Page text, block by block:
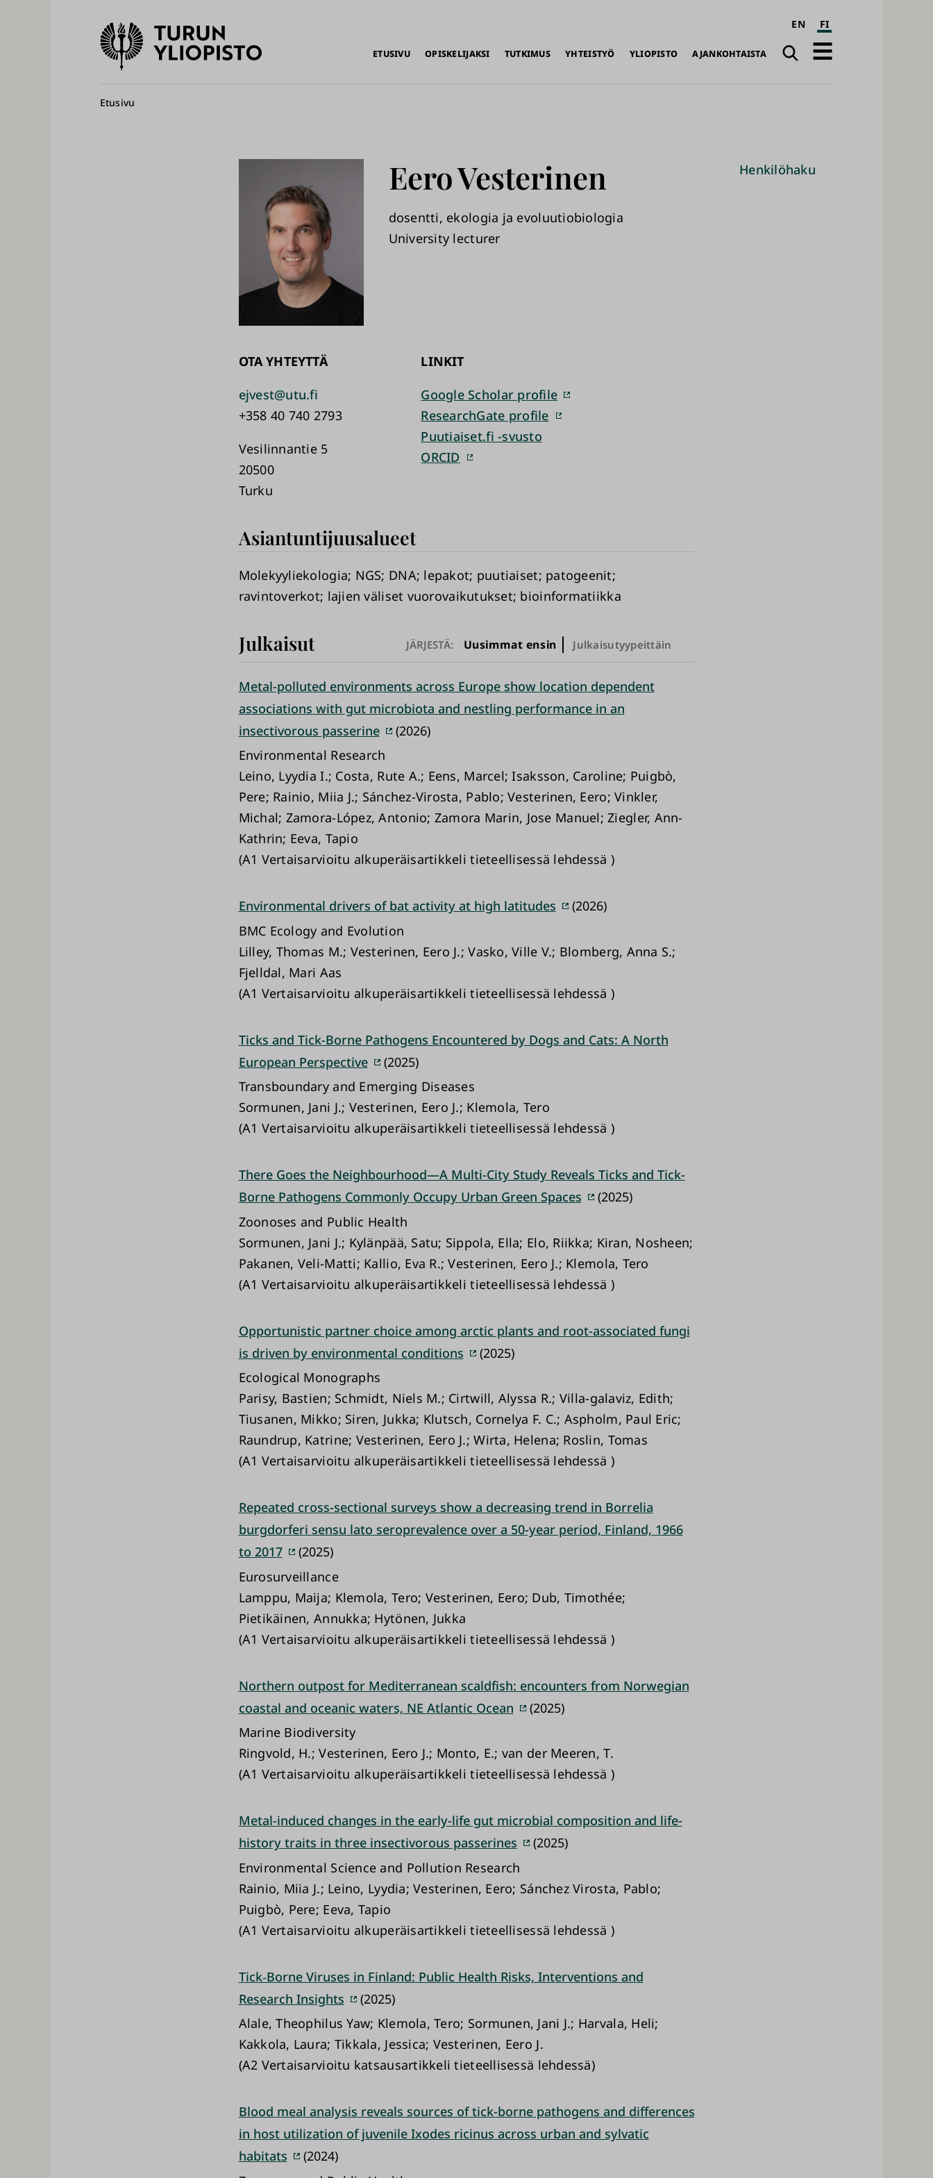
Turun
yliopisto
EN FI
ETUSIVU OPISKELIJAKSI TUTKIMUS YHTEISTYÖ YLIOPISTO AJANKOHTAISTA
Haku
Avaa
Murupolku
Etusivu
EeroVesterinen
dosentti, ekologia ja evoluutiobiologia
University lecturer
OTA YHTEYTTÄ
ejvest@utu.fi
+358 40 740 2793
Vesilinnantie 5
20500
Turku
LINKIT
Google Scholar profile
ResearchGate profile
Puutiaiset.fi -svusto
ORCID
Asiantuntijuusalueet
Molekyyliekologia NGS DNA lepakot puutiaiset patogeenit
ravintoverkot lajien väliset vuorovaikutukset bioinformatiikka
Julkaisut JÄRJESTÄ: Uusimmat ensin Julkaisutyypeittäin
Metal-polluted environments across Europe show location dependent
associations with gut microbiota and nestling performance in an
insectivorous passerine
(2026)
Environmental Research
Leino, Lyydia I.; Costa, Rute A.; Eens, Marcel; Isaksson, Caroline; Puigbò,
Pere; Rainio, Miia J.; Sánchez-Virosta, Pablo; Vesterinen, Eero; Vinkler,
Michal; Zamora-López, Antonio; Zamora Marin, Jose Manuel; Ziegler, Ann-
Kathrin; Eeva, Tapio
(A1 Vertaisarvioitu alkuperäisartikkeli tieteellisessä lehdessä )
Environmental drivers of bat activity at high latitudes
(2026)
BMC Ecology and Evolution
Lilley, Thomas M.; Vesterinen, Eero J.; Vasko, Ville V.; Blomberg, Anna S.;
Fjelldal, Mari Aas
(A1 Vertaisarvioitu alkuperäisartikkeli tieteellisessä lehdessä )
Ticks and Tick-Borne Pathogens Encountered by Dogs and Cats: A North
European Perspective
(2025)
Transboundary and Emerging Diseases
Sormunen, Jani J.; Vesterinen, Eero J.; Klemola, Tero
(A1 Vertaisarvioitu alkuperäisartikkeli tieteellisessä lehdessä )
There Goes the Neighbourhood—A Multi-City Study Reveals Ticks and Tick-
Borne Pathogens Commonly Occupy Urban Green Spaces
(2025)
Zoonoses and Public Health
Sormunen, Jani J.; Kylänpää, Satu; Sippola, Ella; Elo, Riikka; Kiran, Nosheen;
Pakanen, Veli-Matti; Kallio, Eva R.; Vesterinen, Eero J.; Klemola, Tero
(A1 Vertaisarvioitu alkuperäisartikkeli tieteellisessä lehdessä )
Opportunistic partner choice among arctic plants and root-associated fungi
is driven by environmental conditions
(2025)
Ecological Monographs
Parisy, Bastien; Schmidt, Niels M.; Cirtwill, Alyssa R.; Villa-galaviz, Edith;
Tiusanen, Mikko; Siren, Jukka; Klutsch, Cornelya F. C.; Aspholm, Paul Eric;
Raundrup, Katrine; Vesterinen, Eero J.; Wirta, Helena; Roslin, Tomas
(A1 Vertaisarvioitu alkuperäisartikkeli tieteellisessä lehdessä )
Repeated cross-sectional surveys show a decreasing trend in Borrelia
burgdorferi sensu lato seroprevalence over a 50-year period, Finland, 1966
to 2017
(2025)
Eurosurveillance
Lamppu, Maija; Klemola, Tero; Vesterinen, Eero; Dub, Timothée;
Pietikäinen, Annukka; Hytönen, Jukka
(A1 Vertaisarvioitu alkuperäisartikkeli tieteellisessä lehdessä )
Northern outpost for Mediterranean scaldfish: encounters from Norwegian
coastal and oceanic waters, NE Atlantic Ocean
(2025)
Marine Biodiversity
Ringvold, H.; Vesterinen, Eero J.; Monto, E.; van der Meeren, T.
(A1 Vertaisarvioitu alkuperäisartikkeli tieteellisessä lehdessä )
Metal-induced changes in the early-life gut microbial composition and life-
history traits in three insectivorous passerines
(2025)
Environmental Science and Pollution Research
Rainio, Miia J.; Leino, Lyydia; Vesterinen, Eero; Sánchez Virosta, Pablo;
Puigbò, Pere; Eeva, Tapio
(A1 Vertaisarvioitu alkuperäisartikkeli tieteellisessä lehdessä )
Tick‐Borne Viruses in Finland: Public Health Risks, Interventions and
Research Insights
(2025)
Alale, Theophilus Yaw; Klemola, Tero; Sormunen, Jani J.; Harvala, Heli;
Kakkola, Laura; Tikkala, Jessica; Vesterinen, Eero J.
(A2 Vertaisarvioitu katsausartikkeli tieteellisessä lehdessä)
Blood meal analysis reveals sources of tick-borne pathogens and differences
in host utilization of juvenile Ixodes ricinus across urban and sylvatic
habitats
(2024)
Henkilöhaku